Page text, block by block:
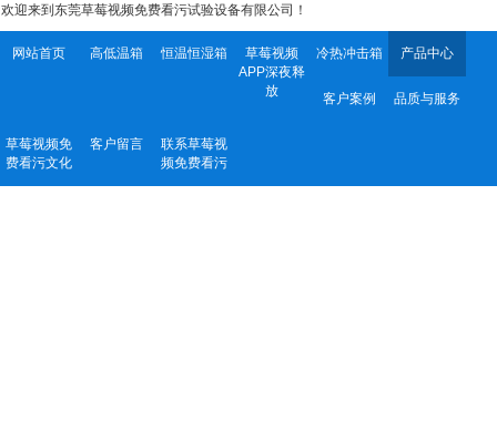
欢迎来到东莞草莓视频免费看污试验设备有限公司！
网站首页 高低温箱 恒温恒湿箱
草莓视频
APP深夜释
放
冷热冲击箱 产品中心
客户案例 品质与服务
草莓视频免
费看污文化
客户留言
联系草莓视
频免费看污